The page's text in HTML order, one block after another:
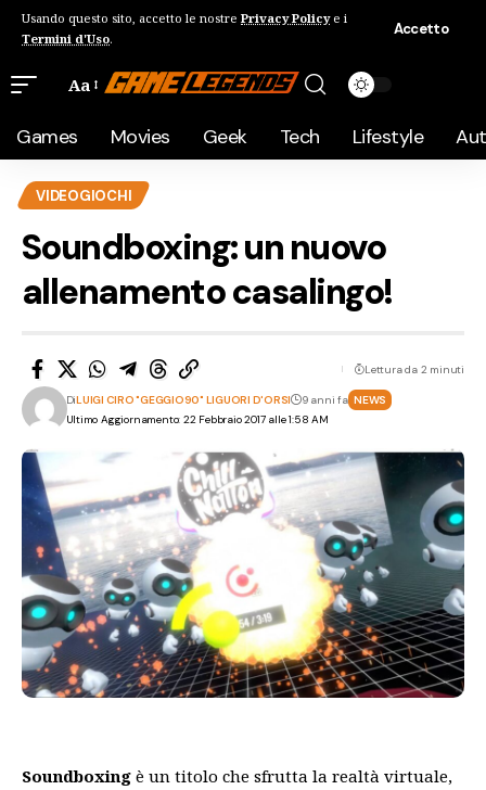
Usando questo sito, accetto le nostre Privacy Policye i
Termini d'Uso.
Accetto
Aa
Games Movies Geek Tech Lifestyle
VIDEOGIOCHI
Soundboxing: un nuovo
allenamento casalingo!
Ultimo Aggiornamento: 22 Febbraio 2017 alle 1:58 AM
DiLUIGI CIRO "GEGGIO90" LIGUORI D'ORSI 9 anni fa NEWS
Lettura da 2 minuti
Soundboxing è un titolo che sfrutta la realtà virtuale,